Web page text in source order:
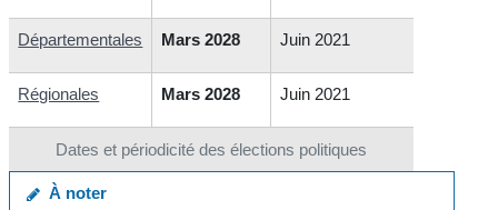
Dates et périodicité des élections politiques
Départementales Mars 2028 Juin 2021
Régionales Mars 2028 Juin 2021
À noter